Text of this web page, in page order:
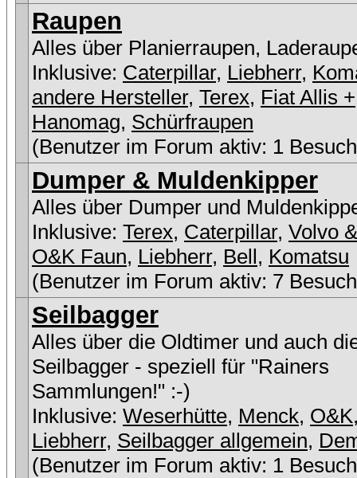
Raupen
Alles über Planierraupen,
Inklusive: Caterpillar, Liebherr,
andere Hersteller, Terex, Fiat Allis +
Hanomag, Schürfraupen
(Benutzer im Forum aktiv: 1
Dumper & Muldenkipper
Alles über Dumper und
Inklusive: Terex, Caterpillar, Volvo
O&K Faun, Liebherr, Bell, Komatsu
(Benutzer im Forum aktiv: 7
Seilbagger
Alles über die Oldtimer und auch
Seilbagger - speziell für "Rainers
Sammlungen!" :-)
Inklusive: Weserhütte, Menck, O&K
Liebherr, Seilbagger allgemein,
(Benutzer im Forum aktiv: 1